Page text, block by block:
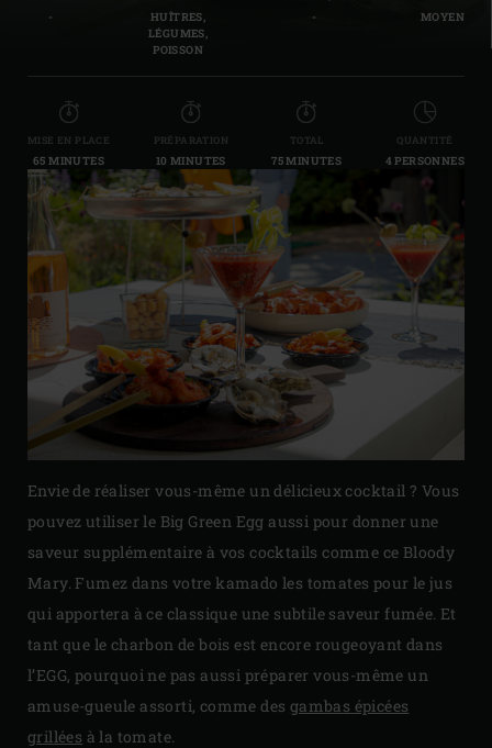
-
HUÎTRES,
LÉGUMES,
POISSON
- MOYEN
MISE EN PLACE
65 MINUTES
PRÉPARATION
10 MINUTES
TOTAL
75 MINUTES
QUANTITÉ
4 PERSONNES
Envie de réaliser vous-même un délicieux cocktail ? Vous
pouvez utiliser le Big Green Egg aussi pour donner une
saveur supplémentaire à vos cocktails comme ce Bloody
Mary. Fumez dans votre kamado les tomates pour le jus
qui apportera à ce classique une subtile saveur fumée. Et
tant que le charbon de bois est encore rougeoyant dans
l’EGG, pourquoi ne pas aussi préparer vous-même un
amuse-gueule assorti, comme des gambas épicées
grillées à la tomate.